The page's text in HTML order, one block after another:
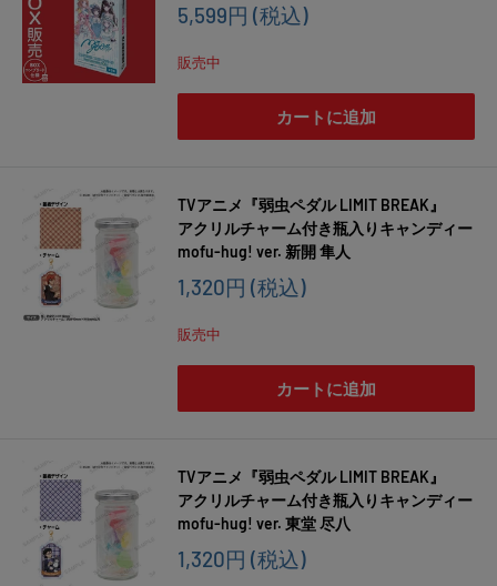
販
価
格
5,599円 (税込)
販売中
カートに追加
TVアニメ『弱虫ペダル LIMIT BREAK』
アクリルチャーム付き瓶入りキャンディー
mofu-hug! ver. 新開 隼人
販
価
格
1,320円 (税込)
販売中
カートに追加
TVアニメ『弱虫ペダル LIMIT BREAK』
アクリルチャーム付き瓶入りキャンディー
mofu-hug! ver. 東堂 尽八
販
1,320円 (税込)